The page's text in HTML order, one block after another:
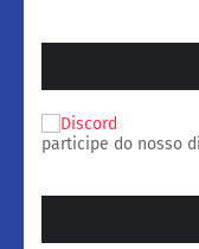
participe do nosso